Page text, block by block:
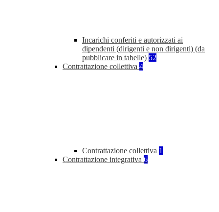
Incarichi conferiti e autorizzati ai
dipendenti (dirigenti e non dirigenti) (da
pubblicare in tabelle) 52
Contrattazione collettiva 4
Contrattazione collettiva 1
Contrattazione integrativa 6